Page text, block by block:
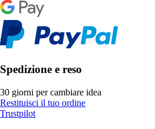
Spedizione e reso
30 giorni per cambiare idea
Restituisci il tuo ordine
Trustpilot